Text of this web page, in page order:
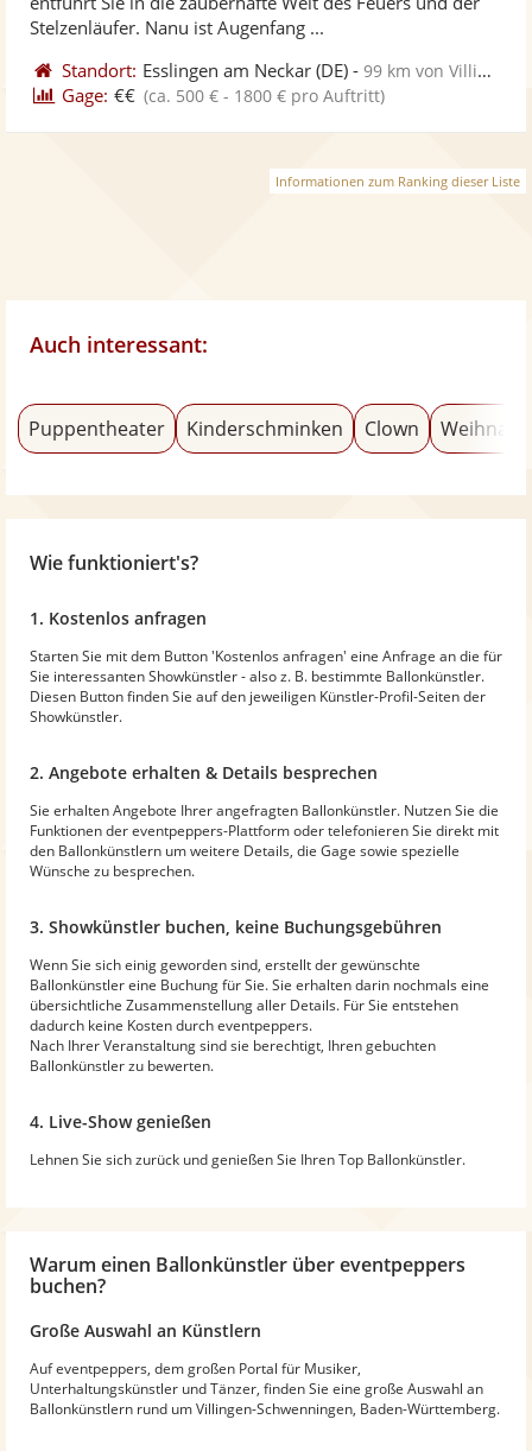
Stelzenläufer. Nanu ist Augenfang ...
Standort: Esslingen am Neckar (DE) -99 km von Villingen-Schwenningen
Gage: €€ (ca. 500 € - 1800 € pro Auftritt)
Informationen zum Ranking dieser Liste
Auch interessant:
Puppentheater Kinderschminken Clown
Wie funktioniert's?
1. Kostenlos anfragen
Starten Sie mit dem Button 'Kostenlos anfragen' eine Anfrage an die für
Sie interessanten Showkünstler - also z. B. bestimmte Ballonkünstler.
Diesen Button finden Sie auf den jeweiligen Künstler-Profil-Seiten der
Showkünstler.
2. Angebote erhalten & Details besprechen
Sie erhalten Angebote Ihrer angefragten Ballonkünstler. Nutzen Sie die
Funktionen der eventpeppers-Plattform oder telefonieren Sie direkt mit
den Ballonkünstlern um weitere Details, die Gage sowie spezielle
Wünsche zu besprechen.
3. Showkünstler buchen, keine Buchungsgebühren
Wenn Sie sich einig geworden sind, erstellt der gewünschte
Ballonkünstler eine Buchung für Sie. Sie erhalten darin nochmals eine
übersichtliche Zusammenstellung aller Details. Für Sie entstehen
dadurch keine Kosten durch eventpeppers.
Nach Ihrer Veranstaltung sind sie berechtigt, Ihren gebuchten
Ballonkünstler zu bewerten.
4. Live-Show genießen
Lehnen Sie sich zurück und genießen Sie Ihren Top Ballonkünstler.
Warum einen Ballonkünstler über eventpeppers
buchen?
Große Auswahl an Künstlern
Auf eventpeppers, dem großen Portal für Musiker,
Unterhaltungskünstler und Tänzer, finden Sie eine große Auswahl an
Ballonkünstlern rund um Villingen-Schwenningen, Baden-Württemberg.